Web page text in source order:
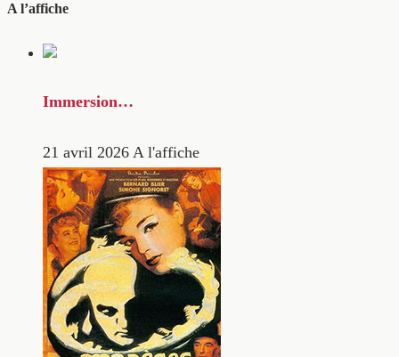
A l’affiche
Immersion…
21 avril 2026 A l'affiche